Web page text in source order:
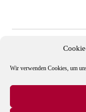
Wir verwenden Cookies, um